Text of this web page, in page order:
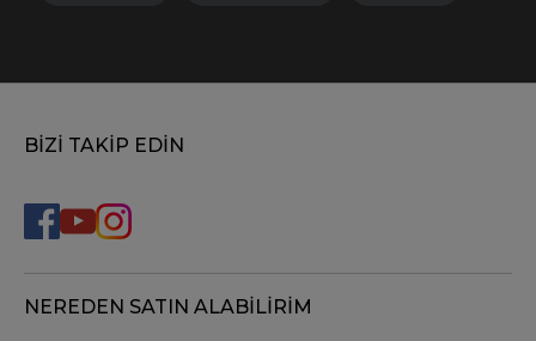
BİZİ TAKİP EDİN
NEREDEN SATIN ALABİLİRİM